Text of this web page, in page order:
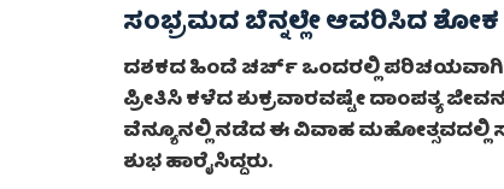
ಸಂಭ್ರಮದ ಬೆನ್ನಲ್ಲೇ ಆವರಿಸಿದ ಶೋಕ
ದಶಕದ ಹಿಂದೆ ಚರ್ಚ್‌ ಒಂದರಲ್ಲಿ
ಪ್ರೀತಿಸಿ ಕಳೆದ ಶುಕ್ರವಾರವಷ್ಟೇ ದಾಂಪತ್ಯ
ವೆನ್ಯೂನಲ್ಲಿ ನಡೆದ ಈ ವಿವಾಹ ಮಹೋತ್ಸವದಲ್ಲಿ
ಶುಭ ಹಾರೈಸಿದ್ದರು.